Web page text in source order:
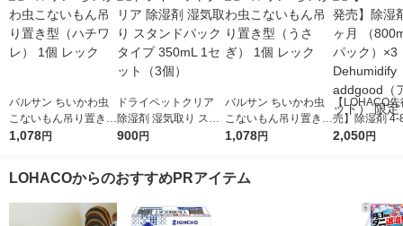
バルサン ちいかわ虫
こないもん吊り置き型
（ハチワレ） 1個 レ
1,078円
ドライペットクリア
除湿剤 湿気取り スタ
ンドパックタイプ 350
900円
バルサン ちいかわ虫
こないもん吊り置き型
（うさぎ） 1個 レッ
1,078円
【LOHACO
売】除湿剤 4-
（800ml×3個
2,050円
LOHACOからのおすすめPRアイテム